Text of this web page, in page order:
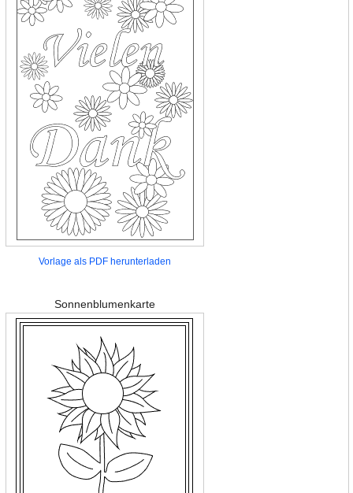
Vorlage als PDF herunterladen
Sonnenblumenkarte